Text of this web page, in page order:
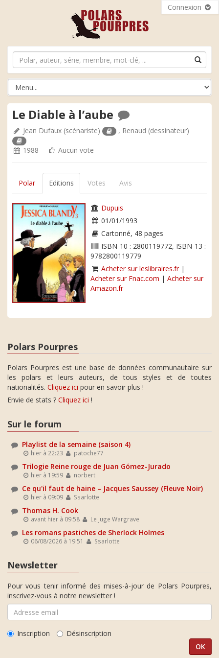
Connexion
Le Diable à l’aube
Jean Dufaux (scénariste) , Renaud (dessinateur)
1988 Aucun vote
Polar Editions Votes Avis
Dupuis
01/01/1993
Cartonné, 48 pages
ISBN-10 : 2800119772, ISBN-13 :
9782800119779
Acheter sur leslibraires.fr|
Acheter sur Fnac.com | Acheter sur
Amazon.fr
Polars Pourpres
Polars Pourpres est une base de données communautaire sur
les polars et leurs auteurs, de tous styles et de toutes
nationalités. Cliquez ici pour en savoir plus !
Envie de stats ? Cliquez ici !
Sur le forum
Playlist de la semaine (saison 4)
hier à 22:23 patoche77
Trilogie Reine rouge de Juan Gómez-Jurado
hier à 19:59 norbert
Ce qu'il faut de haine – Jacques Saussey (Fleuve Noir)
hier à 09:09 Ssarlotte
Thomas H. Cook
avant hier à 09:58 Le Juge Wargrave
Les romans pastiches de Sherlock Holmes
06/08/2026 à 19:51 Ssarlotte
Newsletter
Pour vous tenir informé des mises-à-jour de Polars Pourpres,
inscrivez-vous à notre newsletter !
Inscription Désinscription